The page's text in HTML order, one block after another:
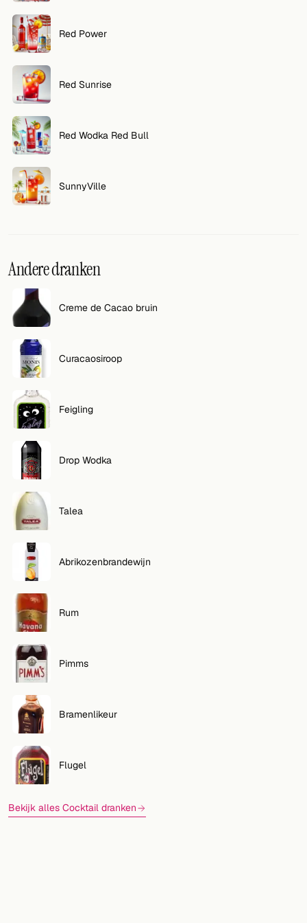
Red Power
Red Sunrise
Red Wodka Red Bull
SunnyVille
Andere dranken
Creme de Cacao bruin
Curacaosiroop
Feigling
Drop Wodka
Talea
Abrikozenbrandewijn
Rum
Pimms
Bramenlikeur
Flugel
Bekijk alles Cocktail dranken